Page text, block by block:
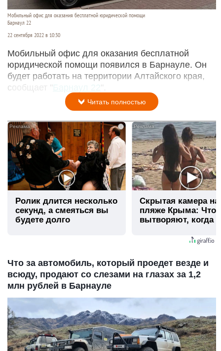
Мобильный офис для оказания бесплатной юридической помощи
Барнаул 22
22 сентября 2022 в 10:30
Мобильный офис для оказания бесплатной
юридической помощи появился в Барнауле. Он
будет работать на территории Алтайского края,
сообщает "Барнаул 22 ".
Читать полностью
Ролик длится несколько
секунд, а смеяться вы
будете долго
Скрытая камера на
пляже Крыма: Что
вытворяют, когда
Что за автомобиль, который проедет везде и
всюду, продают со слезами на глазах за 1,2
млн рублей в Барнауле